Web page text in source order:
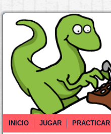
INICIO JUGAR PRACTICAR